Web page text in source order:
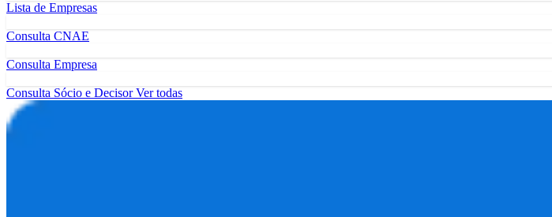
Lista de Empresas
Consulta CNAE
Consulta Empresa
Consulta Sócio e DecisorVer todas